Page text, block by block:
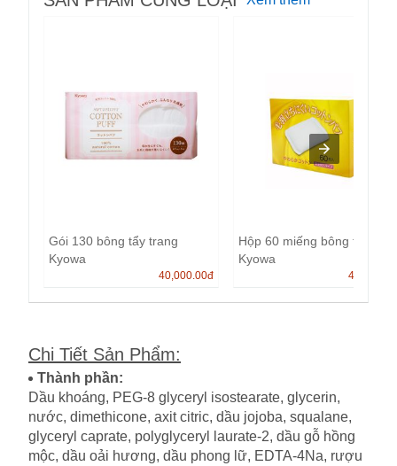
Gói 130 bông tẩy trang
Kyowa
40,000.00đ
Hộp 60 miếng bông tẩy
Kyowa
40,000.00
Chi Tiết Sản Phẩm:
Thành phần:
Dầu khoáng, PEG-8 glyceryl isostearate, glycerin,
nước, dimethicone, axit citric, dầu jojoba, squalane,
glyceryl caprate, polyglyceryl laurate-2, dầu gỗ hồng
mộc, dầu oải hương, dầu phong lữ, EDTA-4Na, rượu